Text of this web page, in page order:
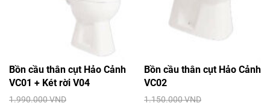
Bồn cầu thân cụt Hảo Cảnh
VC01 + Két rời V04
1.990.000 VND
Bồn cầu thân cụt Hảo Cảnh
VC02
1.150.000 VND